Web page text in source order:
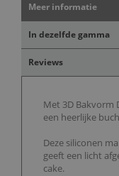
Meer informatie
In dezelfde gamma
Reviews
Met 3D Bakvorm
een heerlijke
Deze siliconen
geeft een licht
cake.